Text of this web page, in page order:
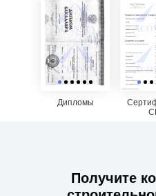
Дипломы
Получите